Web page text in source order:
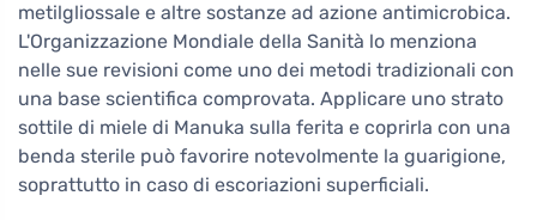
metilgliossale e altre sostanze ad azione antimicrobica.
L'Organizzazione Mondiale della Sanità lo menziona
nelle sue revisioni come uno dei metodi tradizionali con
una base scientifica comprovata. Applicare uno strato
sottile di miele di Manuka sulla ferita e coprirla con una
benda sterile può favorire notevolmente la guarigione,
soprattutto in caso di escoriazioni superficiali.